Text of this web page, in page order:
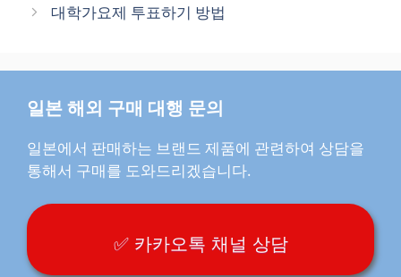
대학가요제 투표하기 방법
일본 해외 구매 대행 문의
일본에서 판매하는 브랜드 제품에 관련하여 상담을
통해서 구매를 도와드리겠습니다.
✅ 카카오톡 채널 상담